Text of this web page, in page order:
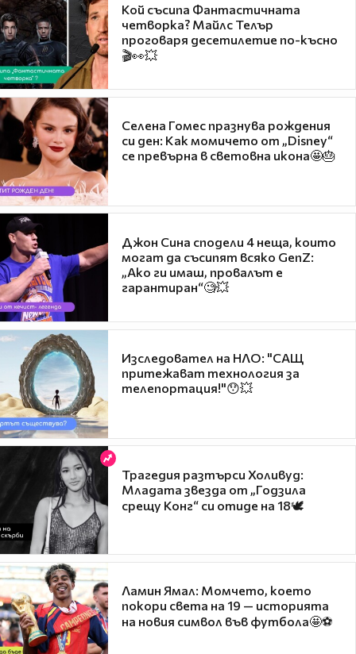
Кой съсипа Фантастичната
четворка? Майлс Телър
проговаря десетилетие по-късно
🎬👀💥
Селена Гомес празнува рождения
си ден: Как момичето от „Disney“
се превърна в световна икона🤩🎂
Джон Сина сподели 4 неща, които
могат да съсипят всяко GenZ:
„Ако ги имаш, провалът е
гарантиран“🧐💥
Изследовател на НЛО: "САЩ
притежават технология за
телепортация!"😯💥
Трагедия разтърси Холивуд:
Младата звезда от „Годзила
срещу Конг“ си отиде на 18🕊️
Ламин Ямал: Момчето, което
покори света на 19 — историята
на новия символ във футбола🤩⚽